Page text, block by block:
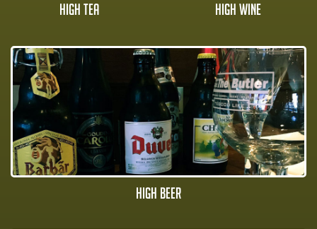
High Tea High Wine
High Beer